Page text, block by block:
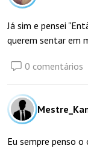
Já sim e pensei
querem sentar em
0 comentários
Eu sempre penso